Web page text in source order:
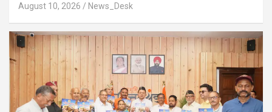
August 10, 2026 News_Desk